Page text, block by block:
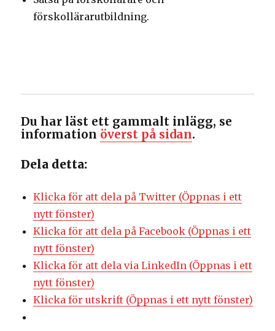
förskollärarutbildning.
Du har läst ett gammalt inlägg, se
information överst på sidan.
Dela detta:
Klicka för att dela på Twitter (Öppnas i ett
nytt fönster)
Klicka för att dela på Facebook (Öppnas i ett
nytt fönster)
Klicka för att dela via LinkedIn (Öppnas i ett
nytt fönster)
Klicka för utskrift (Öppnas i ett nytt fönster)